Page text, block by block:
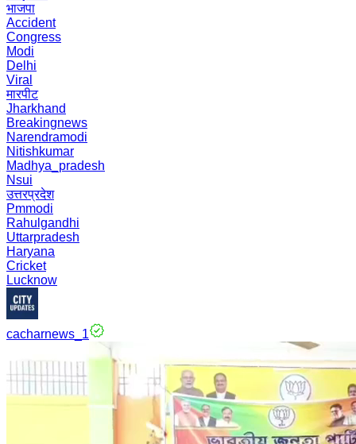
भाजपा
Accident
Congress
Modi
Delhi
Viral
मारपीट
Jharkhand
Breakingnews
Narendramodi
Nitishkumar
Madhya_pradesh
Nsui
उत्तरप्रदेश
Pmmodi
Rahulgandhi
Uttarpradesh
Haryana
Cricket
Lucknow
cacharnews_1